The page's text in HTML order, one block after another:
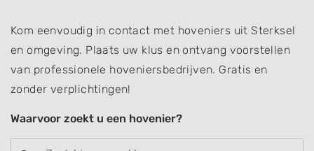
Kom eenvoudig in contact met hoveniers uit Sterksel
en omgeving. Plaats uw klus en ontvang voorstellen
van professionele hoveniersbedrijven. Gratis en
zonder verplichtingen!
Waarvoor zoekt u een hovenier?